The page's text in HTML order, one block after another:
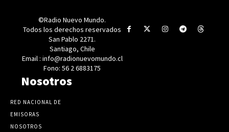
©Radio Nuevo Mundo.
Todos los derechos reservados
San Pablo 2271.
Santiago, Chile
Email : info@radionuevomundo.cl
Fono: 56 2 6883175
Nosotros
RED NACIONAL DE
EMISORAS
NOSOTROS